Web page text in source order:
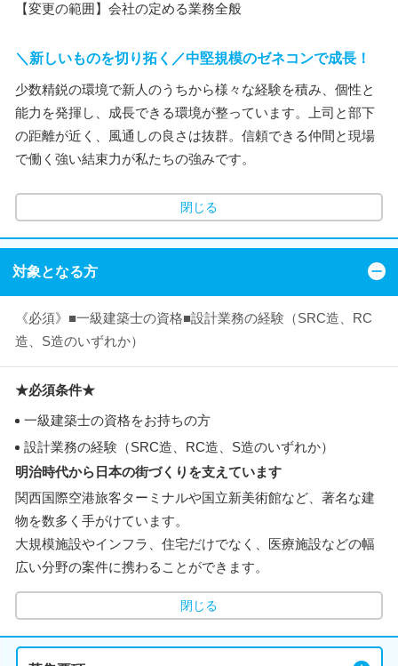
【変更の範囲】会社の定める業務全般
＼新しいものを切り拓く／中堅規模のゼネコンで成長！
少数精鋭の環境で新人のうちから様々な経験を積み、個性と
能力を発揮し、成長できる環境が整っています。上司と部下
の距離が近く、風通しの良さは抜群。信頼できる仲間と現場
で働く強い結束力が私たちの強みです。
閉じる
対象となる方
《必須》■一級建築士の資格■設計業務の経験（SRC造、RC
造、S造のいずれか）
★必須条件★
一級建築士の資格をお持ちの方
設計業務の経験（SRC造、RC造、S造のいずれか）
明治時代から日本の街づくりを支えています
関西国際空港旅客ターミナルや国立新美術館など、著名な建
物を数多く手がけています。
大規模施設やインフラ、住宅だけでなく、医療施設などの幅
広い分野の案件に携わることができます。
閉じる